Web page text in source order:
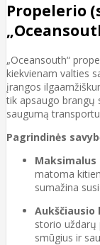
Propelerio
„Oceansouth“
kiekvienam valties
įrangos
tik apsaugo brangų
saugumą
Pagrindinės
Maksimalus
matoma
sumažina
Aukščiausio
storio uždarų
smūgius ir